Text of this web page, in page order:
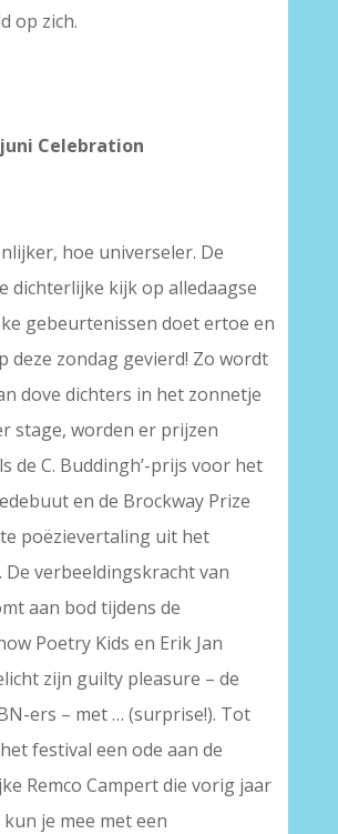
op zich.
Celebration
hoe universeler. De
dichterlijke kijk op alledaagse
gebeurtenissen doet ertoe en
deze zondag gevierd! Zo wordt
dove dichters in het zonnetje
stage, worden er prijzen
de C. Buddingh’-prijs voor het
en de Brockway Prize
poëzievertaling uit het
De verbeeldingskracht van
aan bod tijdens de
Poetry Kids en Erik Jan
zijn guilty pleasure – de
ers – met … (surprise!). Tot
festival een ode aan de
Remco Campert die vorig jaar
je mee met een